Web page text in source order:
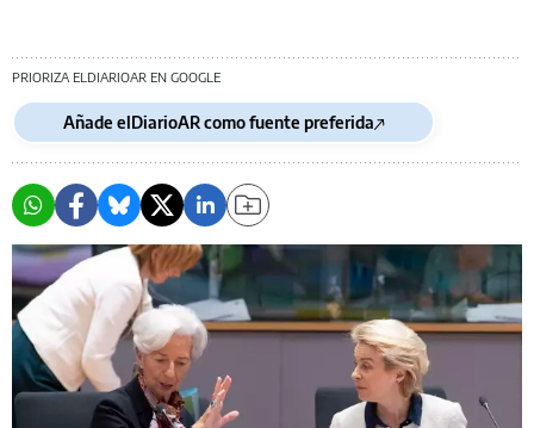
PRIORIZA ELDIARIOAR EN GOOGLE
Añade elDiarioAR como fuente preferida